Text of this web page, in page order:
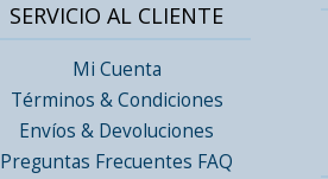
SERVICIO AL CLIENTE
Mi Cuenta
Términos & Condiciones
Envíos & Devoluciones
Preguntas Frecuentes FAQ